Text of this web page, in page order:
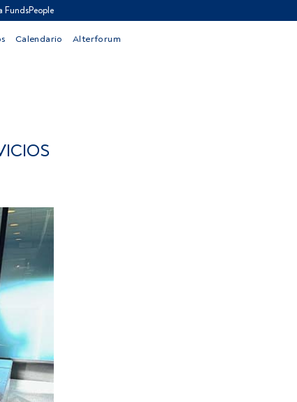
FundsPeople
Calendario Alterforum